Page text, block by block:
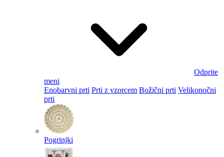
Odprite
meni
Enobarvni prti Prti z vzorcem Božični prti Velikonočni
prti​
Pogrinjki